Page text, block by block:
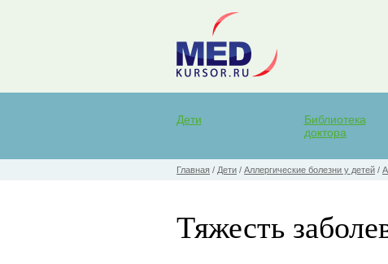
Дети
Библиотека
доктора
Главная / Дети / Аллергические болезни у детей /
Тяжесть